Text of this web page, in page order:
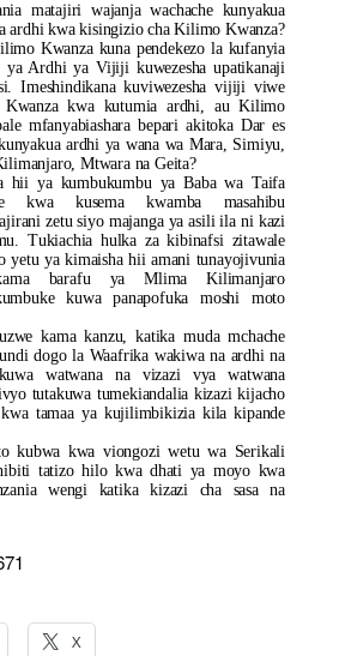
matajiri wajanja wachache kunyakua
ardhi kwa kisingizio cha Kilimo Kwanza?
Kwanza kuna pendekezo la kufanyia
ya Ardhi ya Vijiji kuwezesha upatikanaji
Imeshindikana kuviwezesha vijiji viwe
kwa kutumia ardhi, au Kilimo
mfanyabiashara bepari akitoka Dar es
ardhi ya wana wa Mara, Simiyu,
Mtwara na Geita?
hii ya kumbukumbu ya Baba wa Taifa
kwa kusema kwamba masahibu
zetu siyo majanga ya asili ila ni kazi
Tukiachia hulka za kibinafsi zitawale
yetu ya kimaisha hii amani tunayojivunia
barafu ya Mlima Kilimanjaro
kuwa panapofuka moshi moto
kama kanzu, katika muda mchache
dogo la Waafrika wakiwa na ardhi na
watwana na vizazi vya watwana
tutakuwa tumekiandalia kizazi kijacho
tamaa ya kujilimbikizia kila kipande
kubwa kwa viongozi wetu wa Serikali
tatizo hilo kwa dhati ya moyo kwa
wengi katika kizazi cha sasa na
X